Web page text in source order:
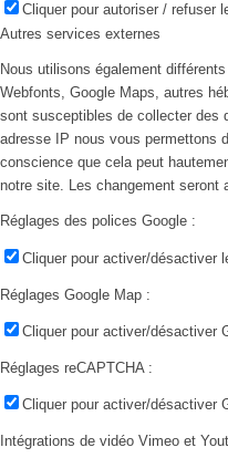
Cliquer pour autoriser / refuser
Autres services externes
Nous utilisons également
Webfonts, Google Maps, autres
sont susceptibles de collecter des
adresse IP nous vous permettons
conscience que cela peut
notre site. Les changement seront
Réglages des polices Google :
Cliquer pour activer/désactiver
Réglages Google Map :
Cliquer pour activer/désactiver
Réglages reCAPTCHA :
Cliquer pour activer/désactiver
Intégrations de vidéo Vimeo et